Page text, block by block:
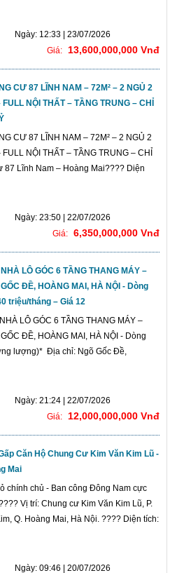
Ngày: 12:33 | 23/07/2026
Giá:
13,600,000,000 Vnđ
CƯ 87 LĨNH NAM – 72M² – 2 NGỦ 2
FULL NỘI THẤT – TẦNG TRUNG – CHỈ
CƯ 87 LĨNH NAM – 72M² – 2 NGỦ 2
FULL NỘI THẤT – TẦNG TRUNG – CHỈ
87 Lĩnh Nam – Hoàng Mai???? Diện
Ngày: 23:50 | 22/07/2026
Giá: 6,350,000,000 Vnđ
LÔ GÓC 6 TẦNG THANG MÁY –
GỐC ĐỀ, HOÀNG MAI, HÀ NỘI - Dòng
triệu/tháng – Giá 12
LÔ GÓC 6 TẦNG THANG MÁY –
GỐC ĐỀ, HOÀNG MAI, HÀ NỘI - Dòng
lượng)* Địa chỉ: Ngõ Gốc Đề,
Ngày: 21:24 | 22/07/2026
Giá:
12,000,000,000 Vnđ
Căn Hộ Chung Cư Kim Văn Kim Lũ -
Mai
chính chủ - Ban công Đông Nam cực
Vị trí: Chung cư Kim Văn Kim Lũ, P.
Q. Hoàng Mai, Hà Nội. ???? Diện tích:
Ngày: 09:46 | 20/07/2026